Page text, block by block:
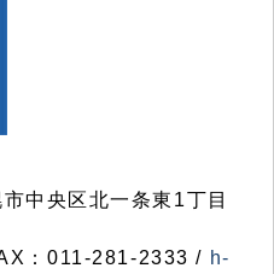
中央区北一条東1丁目
：011-281-2333 / h-